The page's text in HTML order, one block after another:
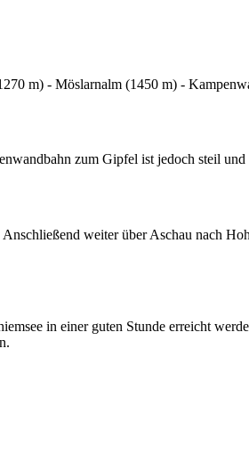
m) - Möslarnalm (1450 m) -
zum Gipfel ist jedoch steil
weiter über Aschau nach
in einer guten Stunde erreicht